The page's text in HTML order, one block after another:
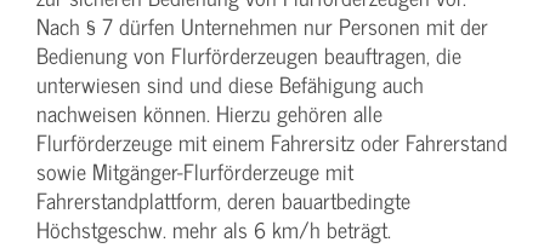
Nach § 7 dürfen Unternehmen nur Personen mit der
Bedienung von Flurförderzeugen beauftragen, die
unterwiesen sind und diese Befähigung auch
nachweisen können. Hierzu gehören alle
Flurförderzeuge mit einem Fahrersitz oder Fahrerstand
sowie Mitgänger-Flurförderzeuge mit
Fahrerstandplattform, deren bauartbedingte
Höchstgeschw. mehr als 6 km/h beträgt.